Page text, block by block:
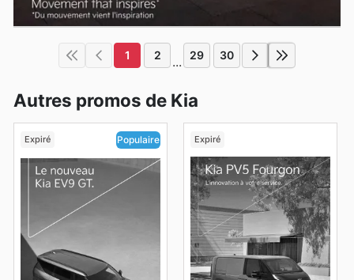
1 2 ... 29 30
Autres promos de Kia
Expiré Populaire Expiré